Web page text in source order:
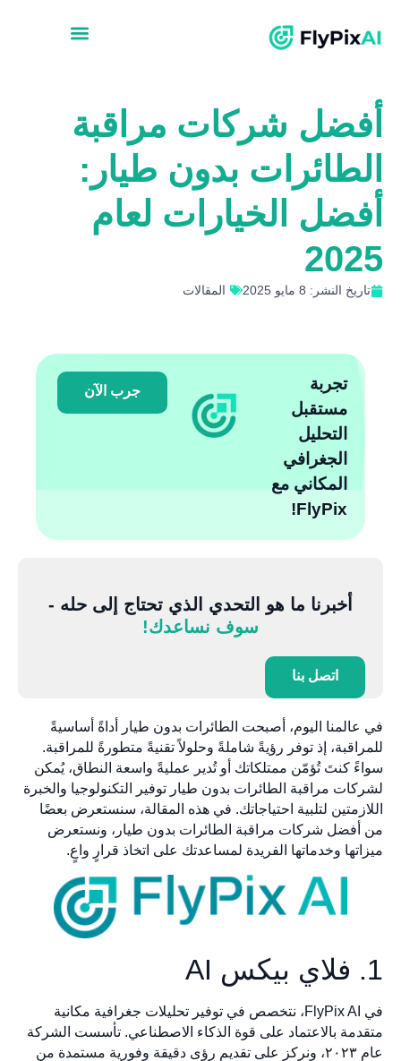
أفضل شركات مراقبة
الطائرات بدون طيار:
أفضل الخيارات لعام
2025
تاريخ النشر: 8 مايو 2025 المقالات
تجربة
مستقبل
التحليل
الجغرافي
المكاني مع
FlyPix!
جرب الآن
أخبرنا ما هو التحدي الذي تحتاج إلى حله -
سوف نساعدك!
اتصل بنا
في عالمنا اليوم، أصبحت الطائرات بدون طيار أداةً أساسيةً
للمراقبة، إذ توفر رؤيةً شاملةً وحلولاً تقنيةً متطورةً للمراقبة.
سواءً كنتَ تُؤمّن ممتلكاتك أو تُدير عمليةً واسعة النطاق، يُمكن
لشركات مراقبة الطائرات بدون طيار توفير التكنولوجيا والخبرة
اللازمتين لتلبية احتياجاتك. في هذه المقالة، سنستعرض بعضًا
من أفضل شركات مراقبة الطائرات بدون طيار، ونستعرض
ميزاتها وخدماتها الفريدة لمساعدتك على اتخاذ قرارٍ واعٍ.
1. فلاي بيكس AI
في FlyPix AI، نتخصص في توفير تحليلات جغرافية مكانية
متقدمة بالاعتماد على قوة الذكاء الاصطناعي. تأسست الشركة
عام ٢٠٢٣، ونركز على تقديم رؤى دقيقة وفورية مستمدة من